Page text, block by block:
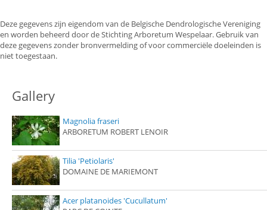
Deze gegevens zijn eigendom van de Belgische Dendrologische Vereniging
en worden beheerd door de Stichting Arboretum Wespelaar. Gebruik van
deze gegevens zonder bronvermelding of voor commerciële doeleinden is
niet toegestaan.
Gallery
Magnolia fraseri
ARBORETUM ROBERT LENOIR
Tilia 'Petiolaris'
DOMAINE DE MARIEMONT
Acer platanoides 'Cucullatum'